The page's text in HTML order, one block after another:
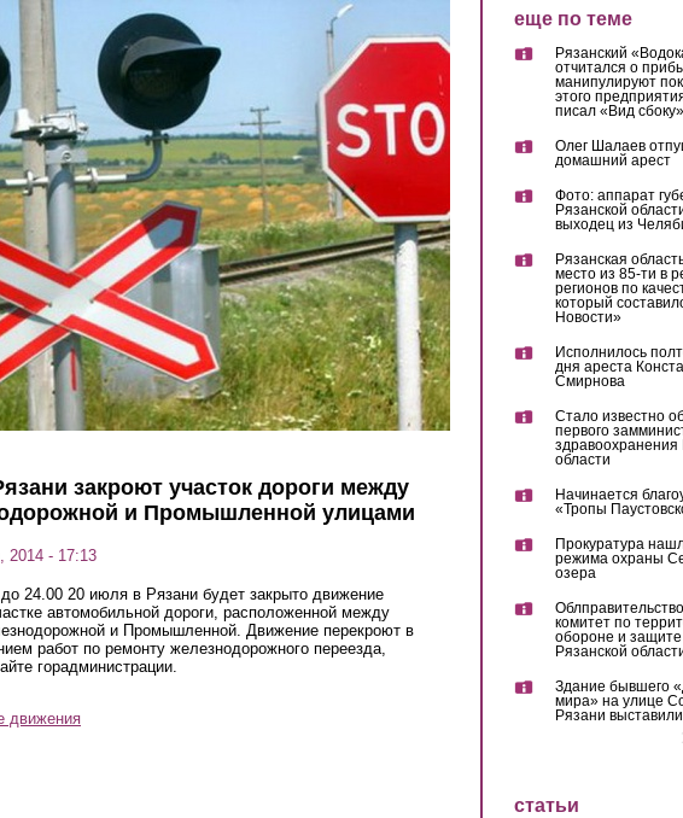
закроют участок дороги между
и Промышленной улицами
2014 - 17:13
24.00 20 июля в Рязани будет закрыто движение
автомобильной дороги, расположенной между
и Промышленной. Движение перекроют в
работ по ремонту железнодорожного переезда,
горадминистрации.
движения
еще по теме
Рязанский
отчитался о
манипулируют
этого
писал «Вид сбоку»
Олег Шалаев
домашний арест
Фото: аппарат
Рязанской
выходец из
Рязанская
место из 85-ти в
регионов по
который
Новости»
Исполнилось
дня ареста
Смирнова
Стало известно
первого
здравоохранения
области
Начинается
«Тропы
Прокуратура
режима охраны
озера
комитет по
обороне и защите
Рязанской
Здание бывшего
мира» на улице
Рязани
статьи